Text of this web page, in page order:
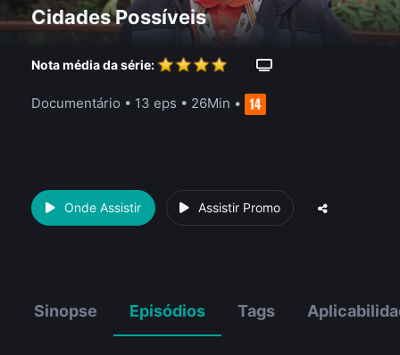
Cidades Possíveis
Nota média da série:
Documentário • 13 eps • 26Min •
Onde Assistir Assistir Promo
Sinopse Episódios Tags